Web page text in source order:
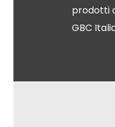
prodotti
GBC